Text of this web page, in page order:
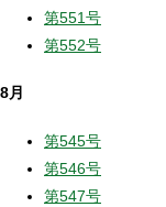
第551号
第552号
8月
第545号
第546号
第547号